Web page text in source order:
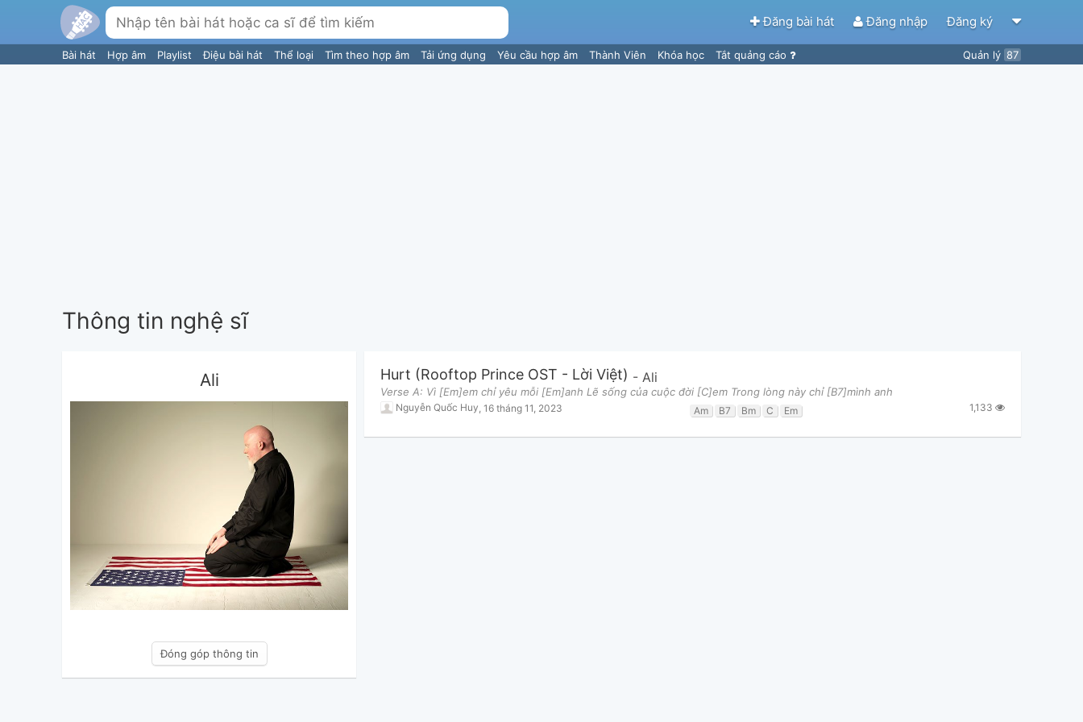
Đăng bài hát Đăng nhập Đăng ký
Bài hát Hợp âm Playlist Điệu bài hát Thể loại Tìm theo hợp âm Tải ứng dụng Yêu cầu hợp âm Thành Viên Khóa học Tắt quảng cáo Quản lý 87
Thông tin nghệ sĩ
Ali
Đóng góp thông tin
Hurt (Rooftop Prince OST - Lời Việt) - Ali
Verse A: Vì [Em]em chỉ yêu mỗi [Em]anh Lẽ sống của cuộc đời [C]em Trong lòng này chỉ [B7]mình anh
Nguyễn Quốc Huy 16 tháng 11, 2023 Am B7 Bm C Em 1,133